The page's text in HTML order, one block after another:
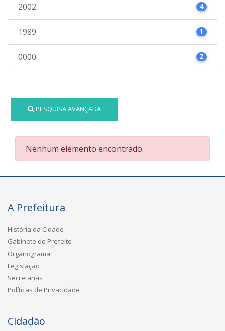
2002 4
1989 1
0000 2
PESQUISA AVANÇADA
Nenhum elemento encontrado.
A Prefeitura
História da Cidade
Gabinete do Prefeito
Organograma
Legislação
Secretarias
Políticas de Privacidade
Cidadão